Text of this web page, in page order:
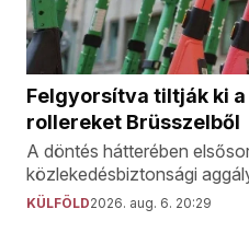
Felgyorsítva tiltják ki
rollereket Brüsszelből
A döntés hátterében
közlekedésbiztonsági
KÜLFÖLD2026. aug. 6. 20:29